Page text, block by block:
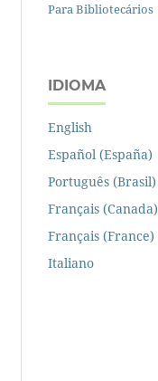
Para Bibliotecários
IDIOMA
English
Español (España)
Português (Brasil)
Français (Canada)
Français (France)
Italiano